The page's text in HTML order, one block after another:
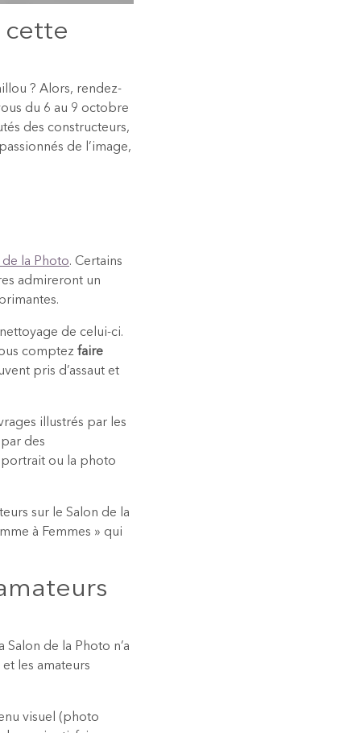
cette
? Alors, rendez-
du 6 au 9 octobre
des constructeurs,
de l’image,
de la Photo. Certains
admireront un
de celui-ci.
comptez faire
pris d’assaut et
illustrés par les
des
ou la photo
sur le Salon de la
à Femmes » qui
de la Photo n’a
les amateurs
visuel (photo